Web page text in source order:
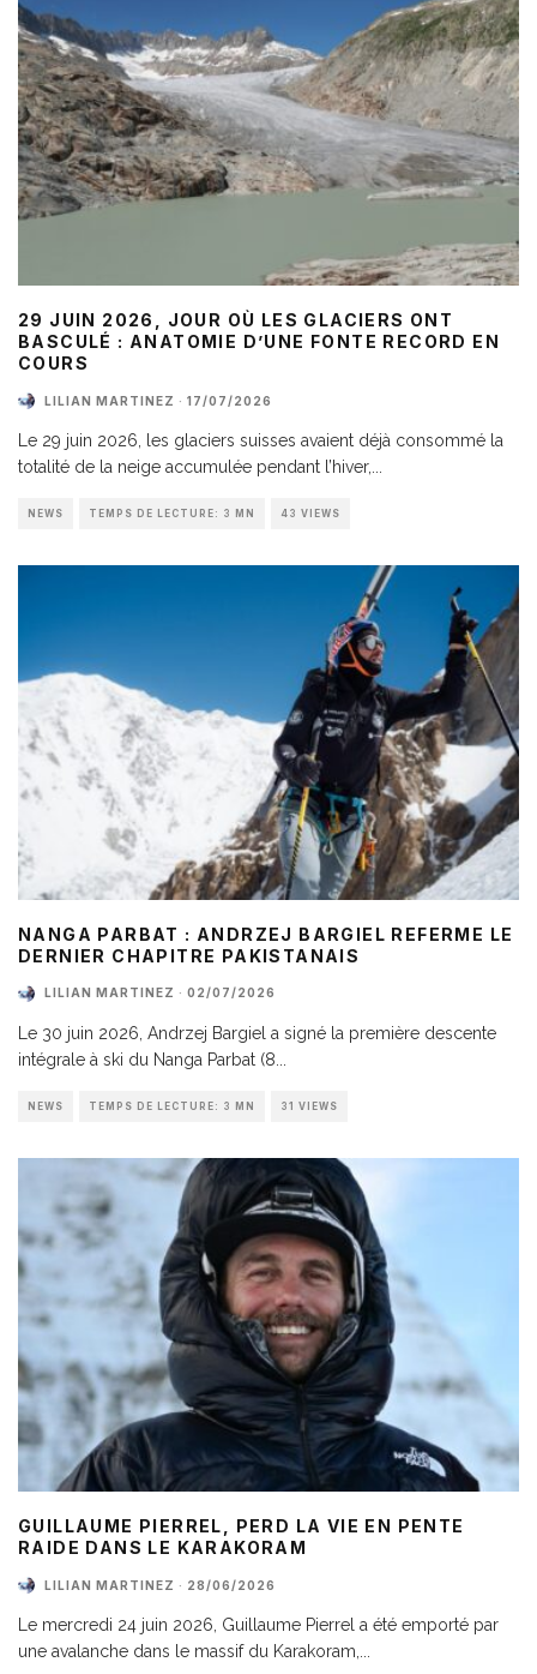
29 JUIN 2026, JOUR OÙ LES GLACIERS ONT
BASCULÉ : ANATOMIE D’UNE FONTE RECORD EN
COURS
LILIAN MARTINEZ · 17/07/2026
Le 29 juin 2026, les glaciers suisses avaient déjà consommé la
totalité de la neige accumulée pendant l’hiver,
NEWS TEMPS DE LECTURE: 3 MN 43 VIEWS
NANGA PARBAT : ANDRZEJ BARGIEL REFERME LE
DERNIER CHAPITRE PAKISTANAIS
LILIAN MARTINEZ · 02/07/2026
Le 30 juin 2026, Andrzej Bargiel a signé la première descente
intégrale à ski du Nanga Parbat (8
NEWS TEMPS DE LECTURE: 3 MN 31 VIEWS
GUILLAUME PIERREL, PERD LA VIE EN PENTE
RAIDE DANS LE KARAKORAM
LILIAN MARTINEZ · 28/06/2026
Le mercredi 24 juin 2026, Guillaume Pierrel a été emporté par
une avalanche dans le massif du Karakoram,...